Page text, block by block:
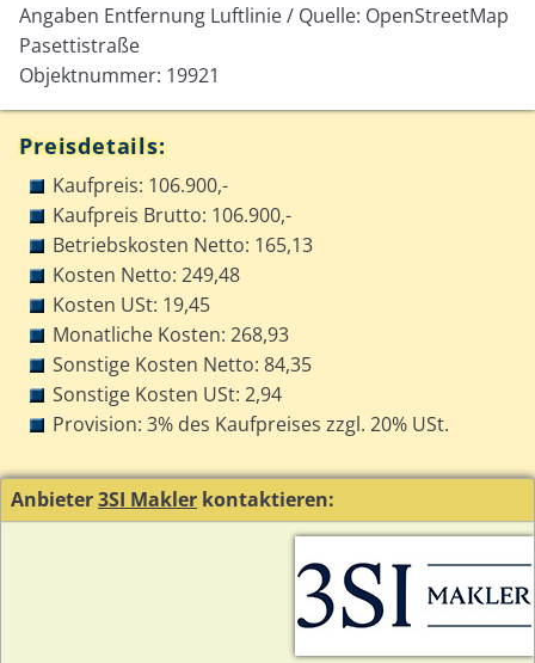
Angaben Entfernung Luftlinie / Quelle: OpenStreetMap
Pasettistraße
Objektnummer: 19921
Preisdetails:
Kaufpreis: 106.900,-
Kaufpreis Brutto: 106.900,-
Betriebskosten Netto: 165,13
Kosten Netto: 249,48
Kosten USt: 19,45
Monatliche Kosten: 268,93
Sonstige Kosten Netto: 84,35
Sonstige Kosten USt: 2,94
Provision: 3% des Kaufpreises zzgl. 20% USt.
Anbieter3SI Makler kontaktieren: